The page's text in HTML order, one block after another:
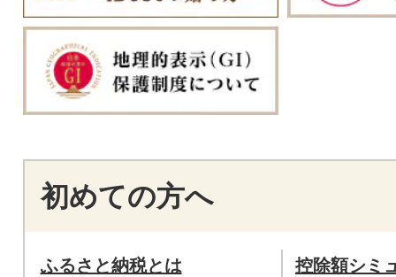
初めての方へ
ふるさと納税とは 控除額シミ